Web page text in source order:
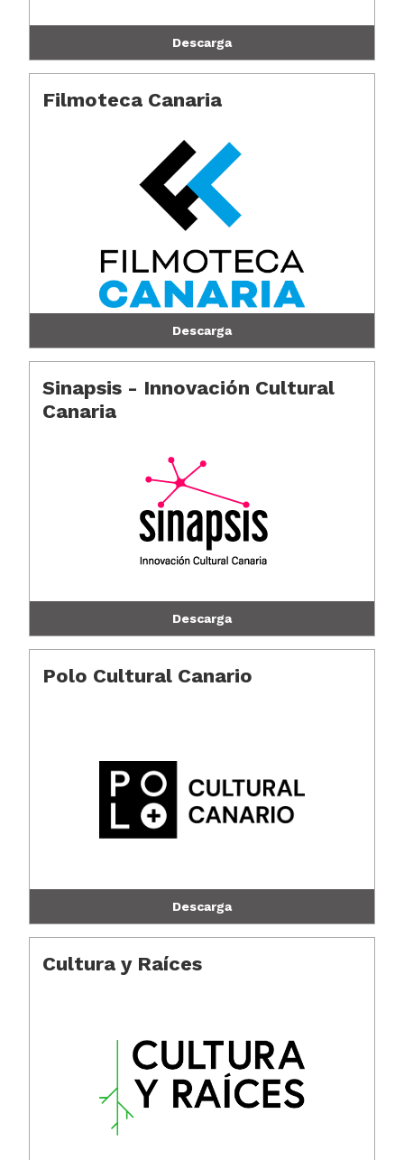
Descarga
Filmoteca Canaria
Descarga
Sinapsis - Innovación Cultural
Canaria
Descarga
Polo Cultural Canario
Descarga
Cultura y Raíces